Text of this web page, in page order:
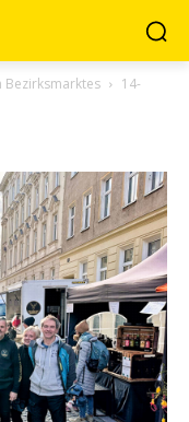
Bezirksmarktes
14-